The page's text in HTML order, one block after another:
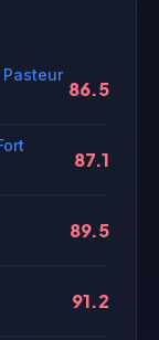
86.5
87.1
89.5
91.2